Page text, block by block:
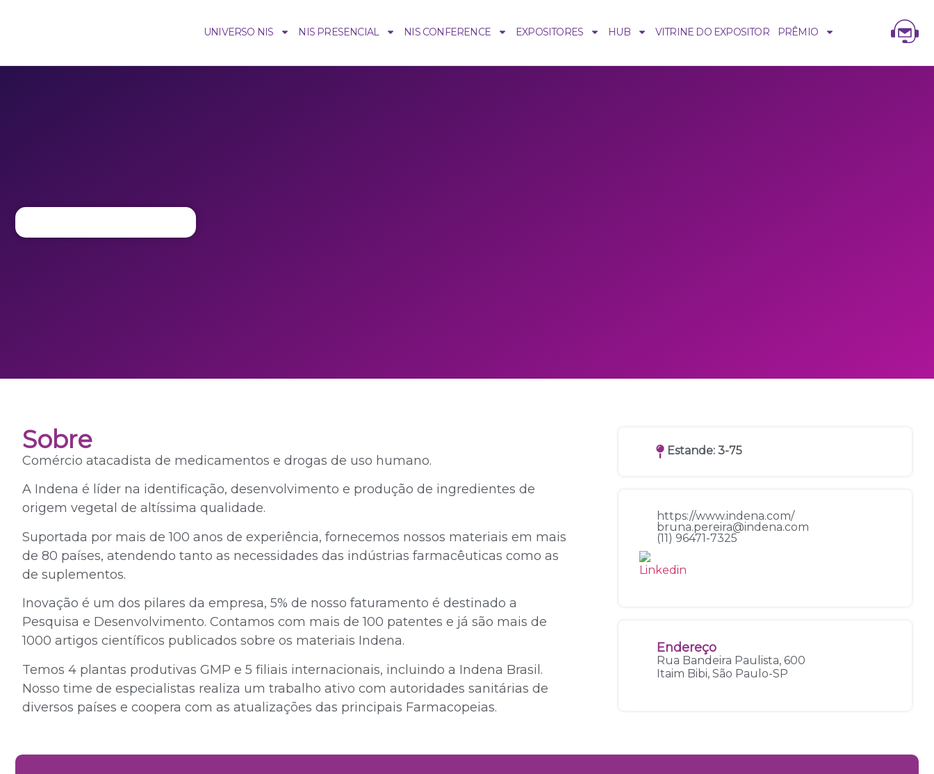
UNIVERSO NIS NIS PRESENCIAL NIS CONFERENCE EXPOSITORES HUB VITRINE DO EXPOSITOR PRÊMIO
Sobre
Comércio atacadista de medicamentos e drogas de uso humano.
A Indena é líder na identificação, desenvolvimento e produção de ingredientes de
origem vegetal de altíssima qualidade.
Suportada por mais de 100 anos de experiência, fornecemos nossos materiais em mais
de 80 países, atendendo tanto as necessidades das indústrias farmacêuticas como as
de suplementos.
Inovação é um dos pilares da empresa, 5% de nosso faturamento é destinado a
Pesquisa e Desenvolvimento. Contamos com mais de 100 patentes e já são mais de
1000 artigos científicos publicados sobre os materiais Indena.
Temos 4 plantas produtivas GMP e 5 filiais internacionais, incluindo a Indena Brasil.
Nosso time de especialistas realiza um trabalho ativo com autoridades sanitárias de
diversos países e coopera com as atualizações das principais Farmacopeias.
Estande: 3-75
https://www.indena.com/
bruna.pereira@indena.com
(11) 96471-7325
Endereço
Rua Bandeira Paulista, 600
Itaim Bibi, São Paulo-SP